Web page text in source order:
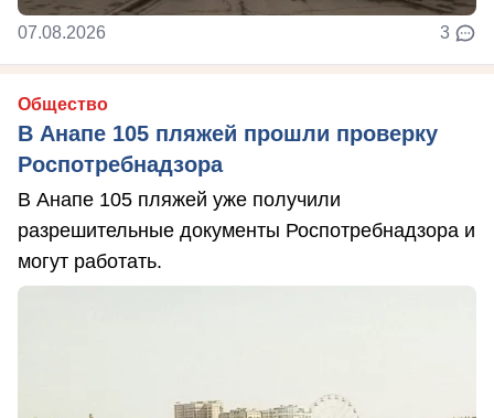
07.08.2026 3
Общество
В Анапе 105 пляжей прошли проверку
Роспотребнадзора
В Анапе 105 пляжей уже получили
разрешительные документы Роспотребнадзора и
могут работать.